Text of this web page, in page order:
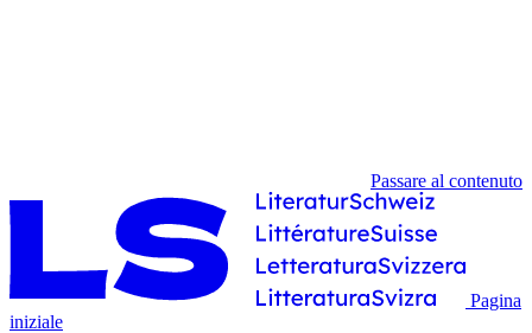
Passare al contenuto
Pagina
iniziale